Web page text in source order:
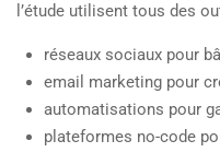
l’étude utilisent tous des
réseaux sociaux pour
email marketing pour
automatisations pour
plateformes no-code